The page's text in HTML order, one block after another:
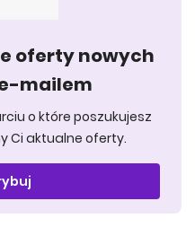
oferty nowych
mailem
o które poszukujesz
Ci aktualne oferty.